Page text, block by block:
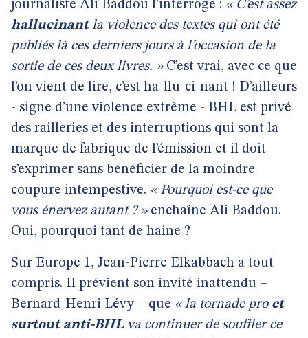
journaliste Ali Baddou l’interroge : « C’est assez
hallucinantla violence des textes qui ont été
publiés là ces derniers jours à l’occasion de la
sortie de ces deux livres. »C’est vrai, avec ce que
l’on vient de lire, c’est ha-llu-ci-nant ! D’ailleurs
- signe d’une violence extrême - BHL est privé
des railleries et des interruptions qui sont la
marque de fabrique de l’émission et il doit
s’exprimer sans bénéficier de la moindre
coupure intempestive. « Pourquoi est-ce que
vous énervez autant ? »enchaîne Ali Baddou.
Oui, pourquoi tant de haine ?
Sur Europe 1, Jean-Pierre Elkabbach a tout
compris. Il prévient son invité inattendu –
Bernard-Henri Lévy – que « la tornade pro et
surtout anti-BHL va continuer de souffler ce